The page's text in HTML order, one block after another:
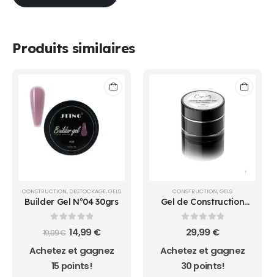
Produits similaires
CONSTRUCTION, DESTOCKAGE, GELS
Builder Gel N°04 30grs
sur 5
19,99€ Le
prix
initial
était :
19,99 €.
14,99 €Le
actuel
est :
Achetez et gagnez
15 points!
CONSTRUCTION, GELS
Gel de Construction
Viscosité Fluide N°002 -
sur 5
29,99 €
Achetez et gagnez
30 points!